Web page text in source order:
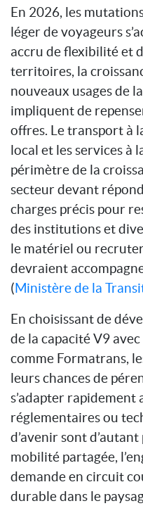
En 2026, les
léger de voyageurs
accru de flexibilité et
territoires, la
nouveaux usages de
impliquent de
offres. Le transport à
local et les services à
périmètre de la
secteur devant
charges précis pour
des institutions et
le matériel ou
devraient
(Ministère de la
En choisissant de
de la capacité V9
comme Formatrans,
leurs chances de
s’adapter rapidement
réglementaires ou
d’avenir sont
mobilité partagée,
demande en circuit
durable dans le